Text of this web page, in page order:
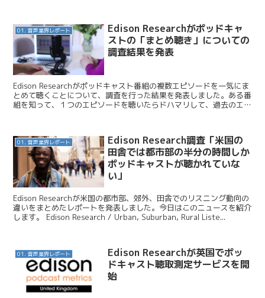
01. 音声業界レポート
Edison Researchがポッドキャ
ストの「まとめ聴き」についての
調査結果を発表
Edison Researchがポッドキャスト番組の複数エピソードを一気にま
とめて聴くことについて、調査を行った結果を発表しました。ある番
組を知って、１つのエピソードを聴いたらドハマリして、過去のエピ
01. 音声業界レポート
Edison Research調査「米国の
田舎では都市部の半分の時間しか
ポッドキャストが聴かれていな
い」
Edison Researchが米国の都市部、郊外、田舎でのリスニング動向の
違いをまとめたレポートを発表しました。今日はこのニュースを紹介
します。 Edison Research / Urban, Suburban, Rural Liste...
01. 音声業界レポート
Edison Researchが英国でポッ
ドキャスト聴取測定サービスを開
始